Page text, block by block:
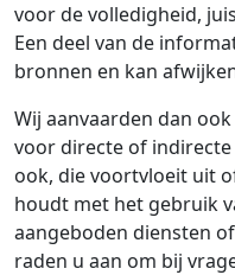
voor de volledigheid,
Een deel van de
bronnen en kan
Wij aanvaarden dan
voor directe of indirecte
ook, die voortvloeit uit
houdt met het gebruik
aangeboden diensten
raden u aan om bij